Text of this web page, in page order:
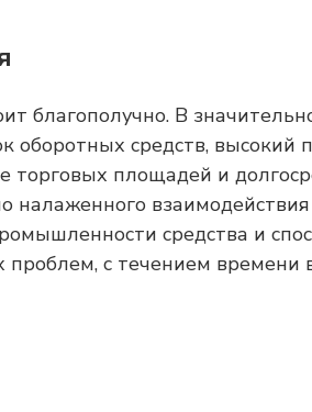
благополучно. В
оборотных средств, высокий
торговых площадей и
налаженного взаимодействия
средства и
с течением времени